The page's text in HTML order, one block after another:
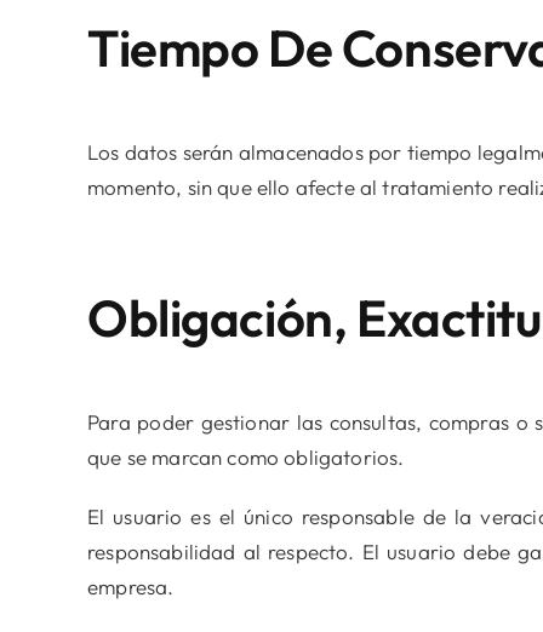
Tiempo De
Los datos serán almacenados por tiempo
momento, sin que ello afecte al tratamiento
Obligación,
Para poder gestionar las consultas, compras o
que se marcan como obligatorios.
El usuario es el único responsable de la
responsabilidad al respecto. El usuario debe
empresa.